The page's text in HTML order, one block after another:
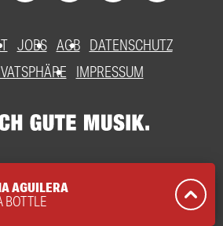
JOBS AGB DATENSCHUTZ
IMPRESSUM
AGUILERA
BOTTLE